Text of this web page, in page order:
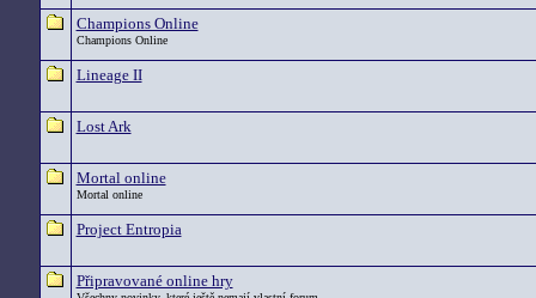
Champions Online
Champions Online
Lineage II
Lost Ark
Mortal online
Mortal online
Project Entropia
Připravované online hry